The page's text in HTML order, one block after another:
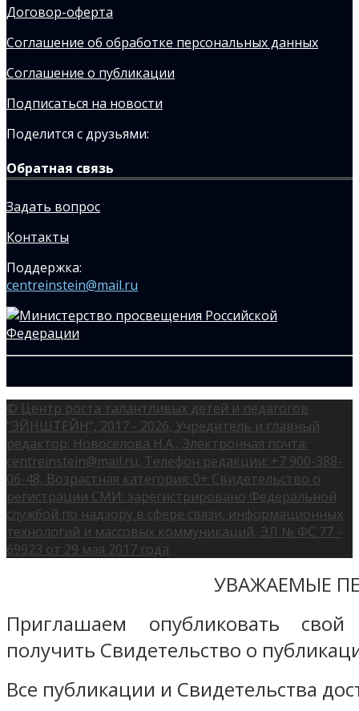
Договор-оферта
Соглашение об обработке персональных данных
Соглашение о публикации
Подписаться на новости
Поделится с друзьями:
Обратная связь
Задать вопрос
Контакты
Поддержка:
centreinstein@mail.ru
© Центр роста талантливых детей и педагогов
"ЭЙНШТЕЙН", 2017 - 2026, Учредитель и главный
редактор: Новоселова Н.А., Электронная почта:
centreinstein@mail.ru, Телефон редакции: +7 900-388-
06-48, Возрастная категория: 0+ Свидетельство о
регистрации СМИ: зарегистрировано Федеральной
службой по надзору в сфере связи, информационных
технологий и массовых коммуникаций, ЭЛ № ФС 77 -
69923 от 29 мая 2017 года
УВАЖАЕМЫЕ
Приглашаем опубликовать
получить Свидетельство о
Все публикации и Свидетельства